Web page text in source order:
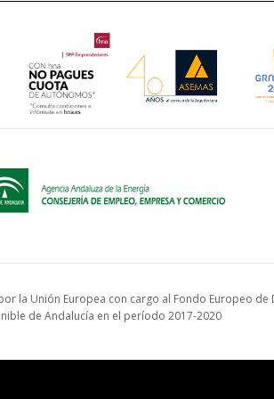
la Unión Europea con cargo al Fondo Europeo
de Andalucía en el período 2017-2020